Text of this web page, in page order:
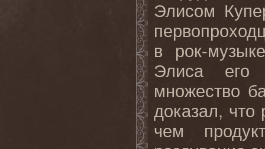
Элисом
в рок-
Элиса его
множество
доказал, что
чем